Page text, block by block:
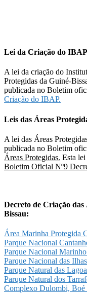
Lei da Criação do IBAP
A lei da criação do
Protegidas da Guiné-
publicada no Boletim
Criação do IBAP.
Leis das Áreas
A lei das Áreas
publicada no Boletim
Áreas Protegidas. Esta
Boletim Oficial Nº9
Decreto de Criação das
Bissau:
Área Marinha Protegida
Parque Nacional
Parque Nacional
Parque Nacional das
Parque Natural das
Parque Natural dos
Complexo Dulombi,